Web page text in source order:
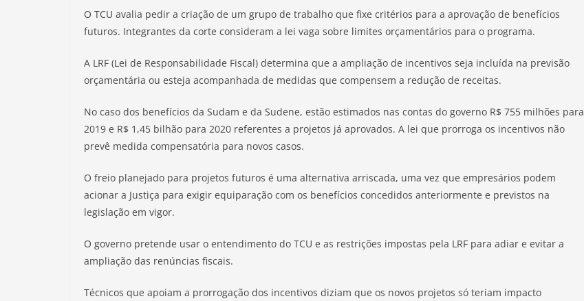
O TCU avalia pedir a criação de um grupo de trabalho que fixe critérios para a aprovação de benefícios
futuros. Integrantes da corte consideram a lei vaga sobre limites orçamentários para o programa.
A LRF (Lei de Responsabilidade Fiscal) determina que a ampliação de incentivos seja incluída na previsão
orçamentária ou esteja acompanhada de medidas que compensem a redução de receitas.
No caso dos benefícios da Sudam e da Sudene, estão estimados nas contas do governo R$ 755 milhões para
2019 e R$ 1,45 bilhão para 2020 referentes a projetos já aprovados. A lei que prorroga os incentivos não
prevê medida compensatória para novos casos.
O freio planejado para projetos futuros é uma alternativa arriscada, uma vez que empresários podem
acionar a Justiça para exigir equiparação com os benefícios concedidos anteriormente e previstos na
legislação em vigor.
O governo pretende usar o entendimento do TCU e as restrições impostas pela LRF para adiar e evitar a
ampliação das renúncias fiscais.
Técnicos que apoiam a prorrogação dos incentivos diziam que os novos projetos só teriam impacto